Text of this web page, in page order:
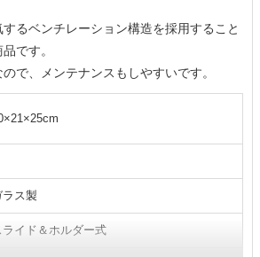
るベンチレーション構造を採用すること
です。
で、メンテナンスもしやすいです。
ラス製
ライド＆ホルダー式